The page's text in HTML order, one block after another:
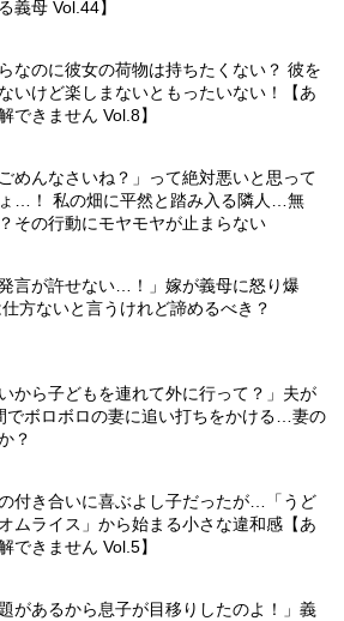
義母 Vol.44】
なのに彼女の荷物は持ちたくない？ 彼を
いけど楽しまないともったいない！【あ
できません Vol.8】
ごめんなさいね？」って絶対悪いと思って
…！ 私の畑に平然と踏み入る隣人…無
その行動にモヤモヤが止まらない
発言が許せない…！」嫁が義母に怒り爆
方ないと言うけれど諦めるべき？
いから子どもを連れて外に行って？」夫が
でボロボロの妻に追い打ちをかける…妻の
？
付き合いに喜ぶよし子だったが…「うど
ムライス」から始まる小さな違和感【あ
できません Vol.5】
題があるから息子が目移りしたのよ！」義